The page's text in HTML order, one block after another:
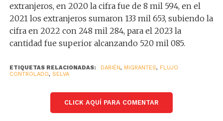
extranjeros, en 2020 la cifra fue de 8 mil 594, en el
2021 los extranjeros sumaron 133 mil 653, subiendo la
cifra en 2022 con 248 mil 284, para el 2023 la
cantidad fue superior alcanzando 520 mil 085.
ETIQUETAS RELACIONADAS: DARIÉN, MIGRANTES, FLUJO
CONTROLADO, SELVA
CLICK AQUÍ PARA COMENTAR